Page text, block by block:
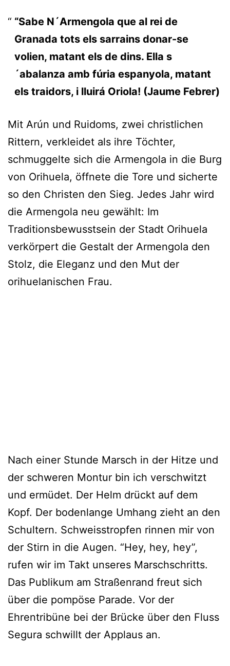
“Sabe N´Armengola que al rei de
Granada tots els sarrains donar-se
volien, matant els de dins. Ella s
´abalanza amb fúria espanyola, matant
els traidors, i lluirá Oriola! (Jaume Febrer)
Mit Arún und Ruidoms, zwei christlichen
Rittern, verkleidet als ihre Töchter,
schmuggelte sich die Armengola in die Burg
von Orihuela, öffnete die Tore und sicherte
so den Christen den Sieg. Jedes Jahr wird
die Armengola neu gewählt: Im
Traditionsbewusstsein der Stadt Orihuela
verkörpert die Gestalt der Armengola den
Stolz, die Eleganz und den Mut der
orihuelanischen Frau.
Nach einer Stunde Marsch in der Hitze und
der schweren Montur bin ich verschwitzt
und ermüdet. Der Helm drückt auf dem
Kopf. Der bodenlange Umhang zieht an den
Schultern. Schweisstropfen rinnen mir von
der Stirn in die Augen. “Hey, hey, hey”,
rufen wir im Takt unseres Marschschritts.
Das Publikum am Straßenrand freut sich
über die pompöse Parade. Vor der
Ehrentribüne bei der Brücke über den Fluss
Segura schwillt der Applaus an.